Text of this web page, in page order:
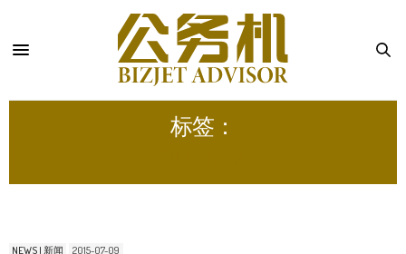
标签：
NEWS | 新闻 2015-07-09